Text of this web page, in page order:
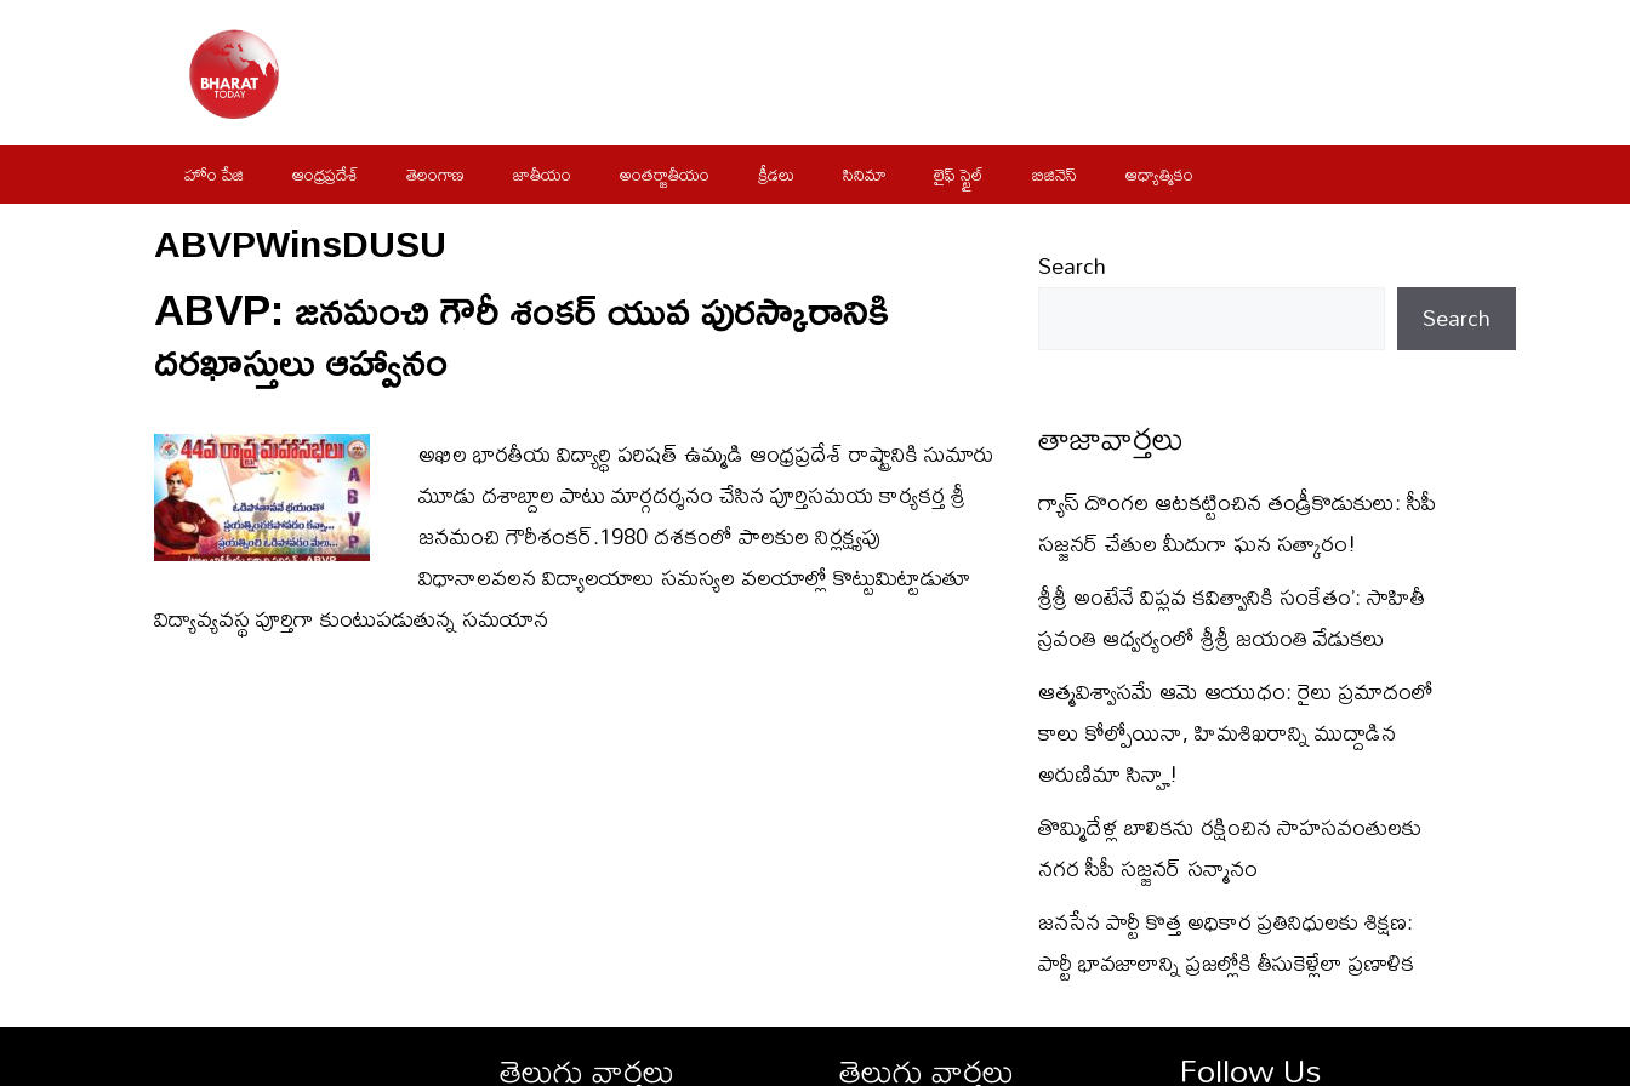
హోం పేజి ఆంధ్రప్రదేశ్ తెలంగాణ జాతీయం అంతర్జాతీయం క్రీడలు సినిమా లైఫ్ స్టైల్ బిజినెస్ ఆధ్యాత్మికం
ABVPWinsDUSU
ABVP: జనమంచి గౌరీ శంకర్ యువ పురస్కారానికి
దరఖాస్తులు ఆహ్వానం
అఖిల భారతీయ విద్యార్థి పరిషత్ ఉమ్మడి ఆంధ్రప్రదేశ్ రాష్ట్రానికి సుమారు
మూడు దశాబ్దాల పాటు మార్గదర్శనం చేసిన పూర్తిసమయ కార్యకర్త శ్రీ
జనమంచి గౌరీశంకర్.1980 దశకంలో పాలకుల నిర్లక్ష్యపు
విధానాలవలన విద్యాలయాలు సమస్యల వలయాల్లో కొట్టుమిట్టాడుతూ
విద్యావ్యవస్థ పూర్తిగా కుంటుపడుతున్న సమయాన
Search
Search
తాజావార్తలు
గ్యాస్ దొంగల ఆటకట్టించిన తండ్రీకొడుకులు: సీపీ
సజ్జనర్ చేతుల మీదుగా ఘన సత్కారం!
శ్రీశ్రీ అంటేనే విప్లవ కవిత్వానికి సంకేతం’: సాహితీ
స్రవంతి ఆధ్వర్యంలో శ్రీశ్రీ జయంతి వేడుకలు
ఆత్మవిశ్వాసమే ఆమె ఆయుధం: రైలు ప్రమాదంలో
కాలు కోల్పోయినా, హిమశిఖరాన్ని ముద్దాడిన
అరుణిమా సిన్హా!
తొమ్మిదేళ్ల బాలికను రక్షించిన సాహసవంతులకు
నగర సీపీ సజ్జనర్ సన్మానం
జనసేన పార్టీ కొత్త అధికార ప్రతినిధులకు శిక్షణ:
పార్టీ భావజాలాన్ని ప్రజల్లోకి తీసుకెళ్లేలా ప్రణాళిక
తెలుగు వార్తలు తెలుగు వార్తలు Follow Us